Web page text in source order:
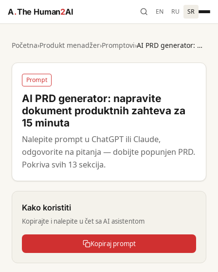
A.The Human2AI EN RU SR
Početna›Produkt menadžer›Promptovi› AI PRD generator: napravite dokument produktnih zahteva za 15 minuta
Prompt
AI PRD generator: napravite
dokument produktnih zahteva za
15 minuta
Nalepite prompt u ChatGPT ili Claude,
odgovorite na pitanja — dobijte popunjen PRD.
Pokriva svih 13 sekcija.
Kako koristiti
Kopirajte i nalepite u čet sa AI asistentom
Kopiraj prompt